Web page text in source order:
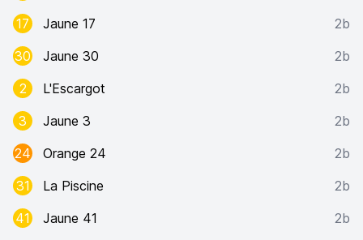
17
Jaune 17
2b
30
Jaune 30
2b
2
L'Escargot
2b
3
Jaune 3
2b
24
Orange 24
2b
31
La Piscine
2b
41
Jaune 41
2b